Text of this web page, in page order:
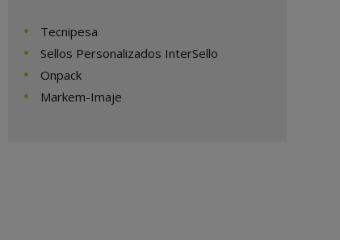
Tecnipesa
Sellos Personalizados InterSello
Onpack
Markem-Imaje